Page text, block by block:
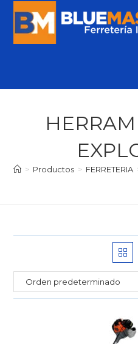
> Productos > FERRETERIA